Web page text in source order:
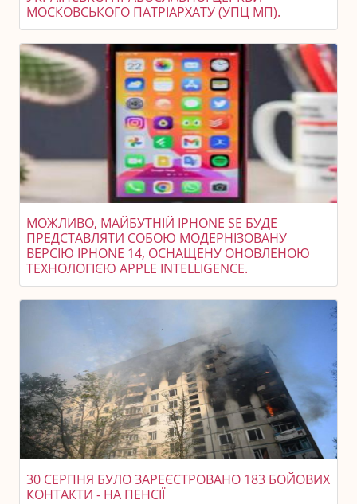
МОСКОВСЬКОГО ПАТРІАРХАТУ (УПЦ МП).
МОЖЛИВО, МАЙБУТНІЙ IPHONE SE БУДЕ
ПРЕДСТАВЛЯТИ СОБОЮ МОДЕРНІЗОВАНУ
ВЕРСІЮ IPHONE 14, ОСНАЩЕНУ ОНОВЛЕНОЮ
ТЕХНОЛОГІЄЮ APPLE INTELLIGENCE.
30 СЕРПНЯ БУЛО ЗАРЕЄСТРОВАНО 183 БОЙОВИХ
КОНТАКТИ - НА ПЕНСІЇ